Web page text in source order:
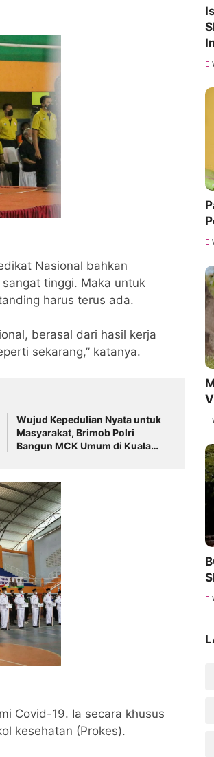
Nasional bahkan
tinggi. Maka untuk
harus terus ada.
berasal dari hasil kerja
sekarang,” katanya.
Wujud Kepedulian Nyata untuk
Masyarakat, Brimob Polri
Bangun MCK Umum di Kuala
Covid-19. Ia secara khusus
kesehatan (Prokes).